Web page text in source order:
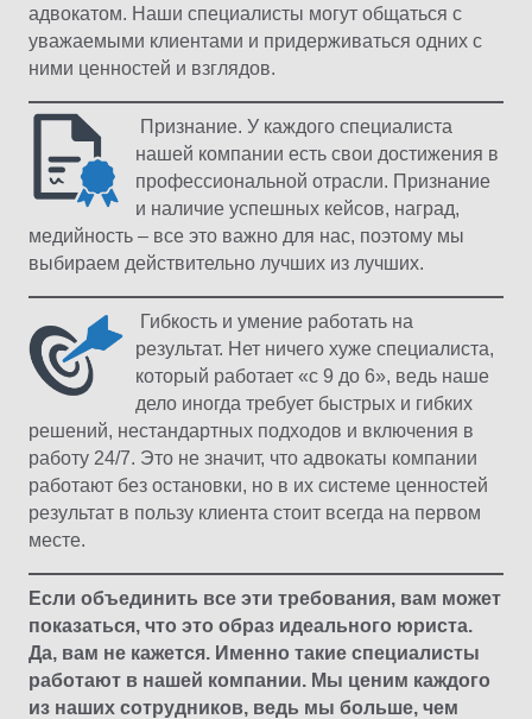
адвокатом. Наши специалисты могут общаться с
уважаемыми клиентами и придерживаться одних с
ними ценностей и взглядов.
Признание. У каждого специалиста
нашей компании есть свои достижения в
профессиональной отрасли. Признание
и наличие успешных кейсов, наград,
медийность – все это важно для нас, поэтому мы
выбираем действительно лучших из лучших.
Гибкость и умение работать на
результат. Нет ничего хуже специалиста,
который работает «с 9 до 6», ведь наше
дело иногда требует быстрых и гибких
решений, нестандартных подходов и включения в
работу 24/7. Это не значит, что адвокаты компании
работают без остановки, но в их системе ценностей
результат в пользу клиента стоит всегда на первом
месте.
Если объединить все эти требования, вам может
показаться, что это образ идеального юриста.
Да, вам не кажется. Именно такие специалисты
работают в нашей компании. Мы ценим каждого
из наших сотрудников, ведь мы больше, чем